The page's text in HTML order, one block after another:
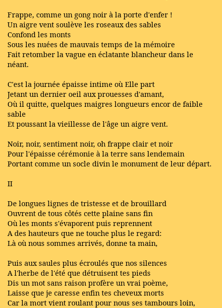
Frappe, comme un gong noir à la porte d'enfer !
Un aigre vent soulève les roseaux des sables
Confond les monts
Sous les nuées de mauvais temps de la mémoire
Fait retomber la vague en éclatante blancheur dans le
néant.
C'est la journée épaisse intime où Elle part
Jetant un dernier oeil aux prouesses d'amant,
Où il quitte, quelques maigres longueurs encor de faible
sable
Et poussant la vieillesse de l'âge un aigre vent.
Noir, noir, sentiment noir, oh frappe clair et noir
Pour l'épaisse cérémonie à la terre sans lendemain
Portant comme un socle divin le monument de leur départ.
II
De longues lignes de tristesse et de brouillard
Ouvrent de tous côtés cette plaine sans fin
Où les monts s'évaporent puis reprennent
A des hauteurs que ne touche plus le regard:
Là où nous sommes arrivés, donne ta main,
Puis aux saules plus écroulés que nos silences
A l'herbe de l'été que détruisent tes pieds
Dis un mot sans raison profère un vrai poème,
Laisse que je caresse enfin tes cheveux morts
Car la mort vient roulant pour nous ses tambours loin,